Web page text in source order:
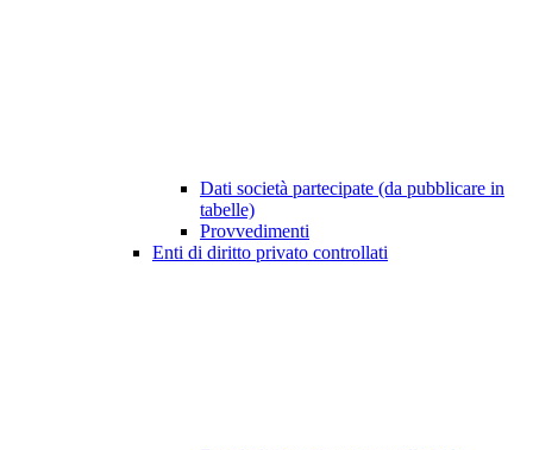
Dati società partecipate (da pubblicare in
tabelle)
Provvedimenti
Enti di diritto privato controllati